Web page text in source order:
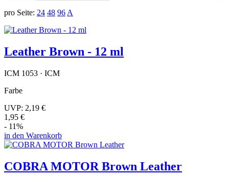
pro Seite: 24 48 96 A
Leather Brown - 12 ml
ICM 1053 · ICM
Farbe
UVP: 2,19 €
1,95 €
- 11%
in den Warenkorb
COBRA MOTOR Brown Leather